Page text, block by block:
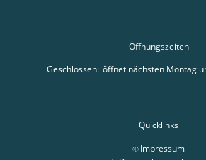
Öffnungszeiten
Klicken, um weitere Öffnungs- oder
Geschlossen: öffnet nächsten Montag
Quicklinks
Impressum